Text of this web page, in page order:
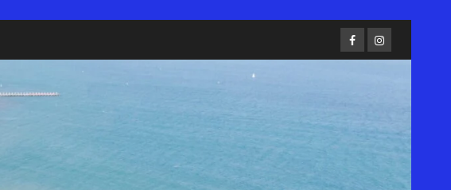
FacebookInstagram